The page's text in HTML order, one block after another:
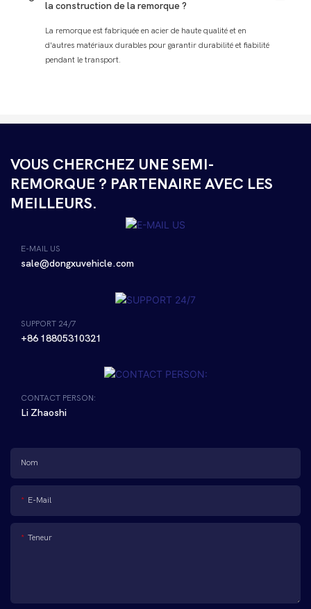
la construction de la remorque ?
La remorque est fabriquée en acier de haute qualité et en
d'autres matériaux durables pour garantir durabilité et fiabilité
pendant le transport.
VOUS CHERCHEZ UNE SEMI-
REMORQUE ? PARTENAIRE AVEC LES
MEILLEURS.
E-MAIL US
sale@dongxuvehicle.com
SUPPORT 24/7
+86 18805310321
CONTACT PERSON:
Li Zhaoshi
Nom
E-Mail
Teneur